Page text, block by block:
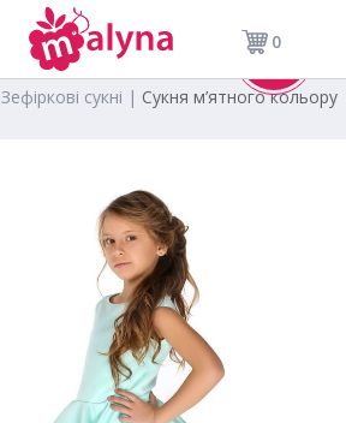
0
Зефіркові сукні | Сукня м’ятного кольору
-30%